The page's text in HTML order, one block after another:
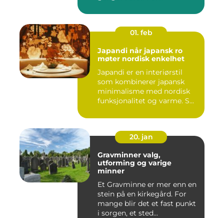
01. feb
Japandi når japansk ro
møter nordisk enkelhet
Japandi er en interiørstil
som kombinerer japansk
minimalisme med nordisk
funksjonalitet og varme. S...
20. jan
Gravminner valg,
utforming og varige
minner
Et Gravminne er mer enn en
stein på en kirkegård. For
mange blir det et fast punkt
i sorgen, et sted...